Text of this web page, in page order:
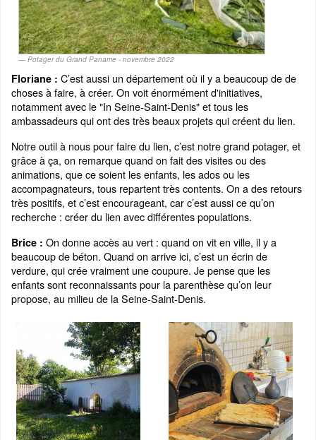
Potager du Grand Paname - novembre 2022
Floriane : C’est aussi un département où il y a beaucoup de de
choses à faire, à créer. On voit énormément d'initiatives,
notamment avec le "In Seine-Saint-Denis" et tous les
ambassadeurs qui ont des très beaux projets qui créent du lien.
Notre outil à nous pour faire du lien, c’est notre grand potager, et
grâce à ça, on remarque quand on fait des visites ou des
animations, que ce soient les enfants, les ados ou les
accompagnateurs, tous repartent très contents. On a des retours
très positifs, et c’est encourageant, car c’est aussi ce qu’on
recherche : créer du lien avec différentes populations.
Brice : On donne accès au vert : quand on vit en ville, il y a
beaucoup de béton. Quand on arrive ici, c’est un écrin de
verdure, qui crée vraiment une coupure. Je pense que les
enfants sont reconnaissants pour la parenthèse qu’on leur
propose, au milieu de la Seine-Saint-Denis.